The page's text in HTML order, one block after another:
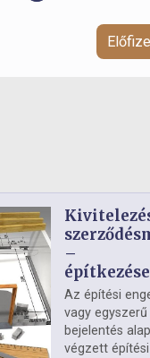
–
Az építési
vagy egyszerű
bejelentés
végzett építési